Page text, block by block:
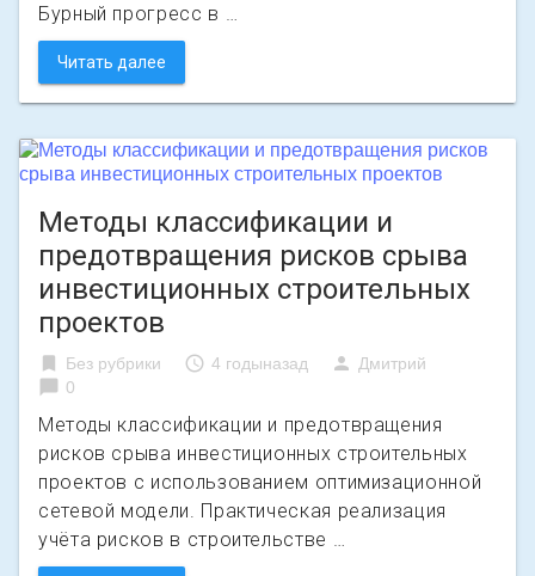
Бурный прогресс в …
Читать далее
Методы классификации и
предотвращения рисков срыва
инвестиционных строительных
проектов
bookmark Без рубрики access_time 4 годыназад person Дмитрий
chat_bubble 0
Методы классификации и предотвращения
рисков срыва инвестиционных строительных
проектов с использованием оптимизационной
сетевой модели. Практическая реализация
учёта рисков в строительстве …